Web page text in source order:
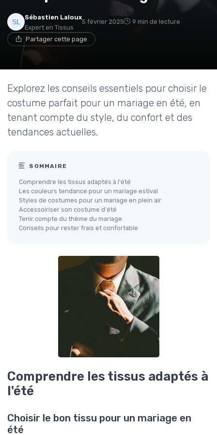
Sébastien Laloux
Expert en Tissus
5 février 2025 9 min de lecture
Partager cette page
Explorez les conseils essentiels pour choisir le
costume parfait pour un mariage en été, en
tenant compte du style, du confort et des
tendances actuelles.
SOMMAIRE
Comprendre les tissus adaptés à l'été
Les couleurs tendance pour un mariage estival
Styles de costumes pour un mariage en plein air
Accessoiriser son costume d'été
Tenir compte du thème du mariage
Conseils pour rester frais et confortable
Comprendre les tissus adaptés à
l'été
Choisir le bon tissu pour un mariage en
été